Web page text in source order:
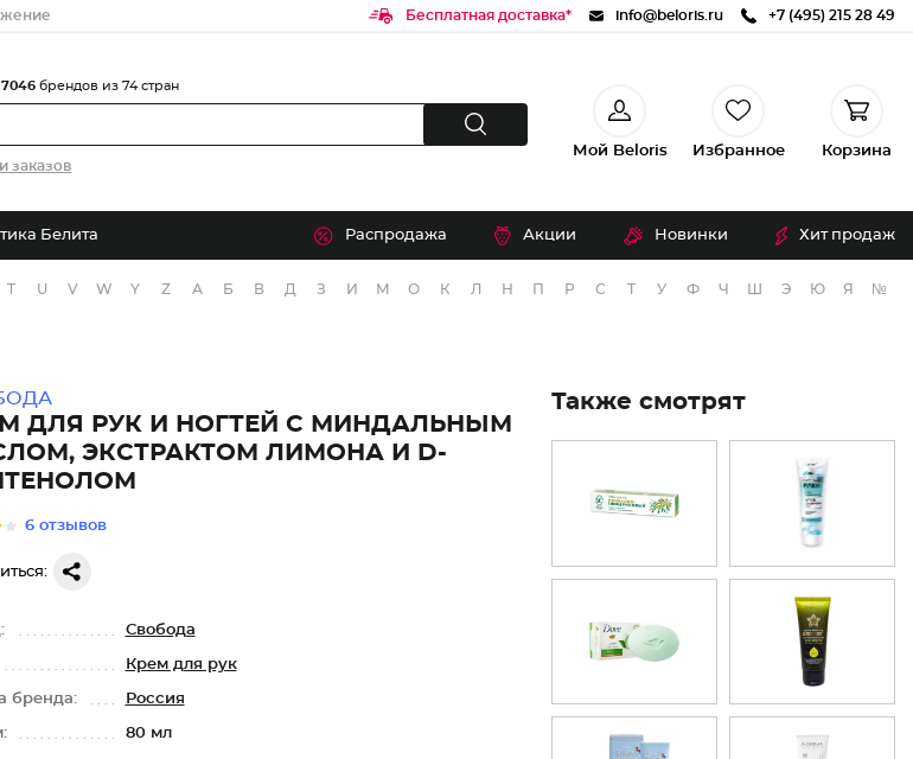
Бесплатная доставка* info@beloris.ru +7 (495) 215 28 49
заказов
7046 брендов из 74 стран
Мой Beloris Избранное Корзина
Белита Распродажа Акции Новинки Хит продаж
T U V W Y Z А Б В Д З И М О К Л Н П Р С Т У Ф Ч Э Ю Я №
ДЛЯ РУК И НОГТЕЙ С МИНДАЛЬНЫМ
ЭКСТРАКТОМ ЛИМОНА И D-
6 отзывов
Свобода
Крем для рук
бренда: Россия
80 мл
Также смотрят